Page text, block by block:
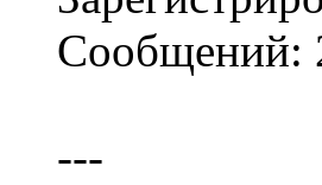
Сообщений:
---